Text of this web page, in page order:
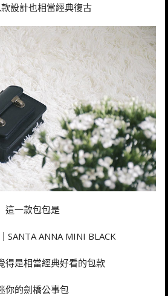
設計也相當經典復古
這一款包包是
SANTA ANNA MINI BLACK
得是相當經典好看的包款
你的劍橋公事包